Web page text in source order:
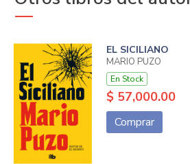
EL SICILIANO
MARIO PUZO
En Stock
$ 57,000.00
Comprar